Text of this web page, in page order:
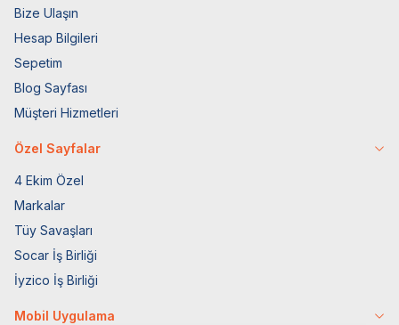
Bize Ulaşın
Hesap Bilgileri
Sepetim
Blog Sayfası
Müşteri Hizmetleri
Özel Sayfalar
4 Ekim Özel
Markalar
Tüy Savaşları
Socar İş Birliği
İyzico İş Birliği
Mobil Uygulama